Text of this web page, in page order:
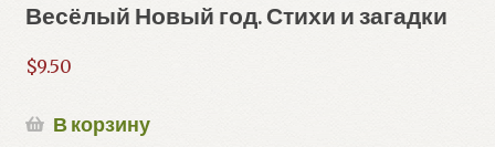
Весёлый Новый год. Стихи и загадки
$9.50
В корзину